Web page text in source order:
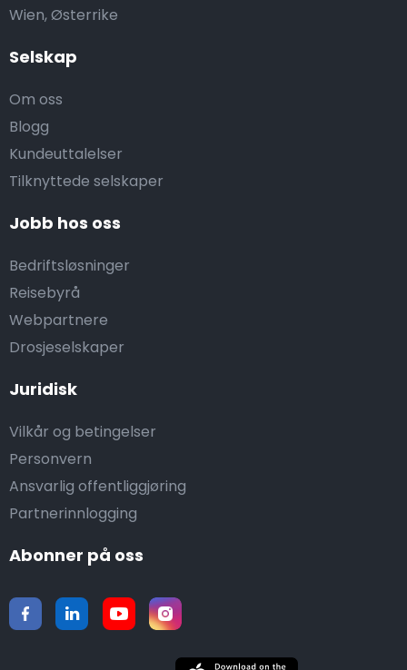
Selskap
Om oss
Blogg
Kundeuttalelser
Tilknyttede selskaper
Jobb hos oss
Bedriftsløsninger
Reisebyrå
Webpartnere
Drosjeselskaper
Juridisk
Vilkår og betingelser
Personvern
Ansvarlig offentliggjøring
Partnerinnlogging
Wien, Østerrike
Abonner på oss